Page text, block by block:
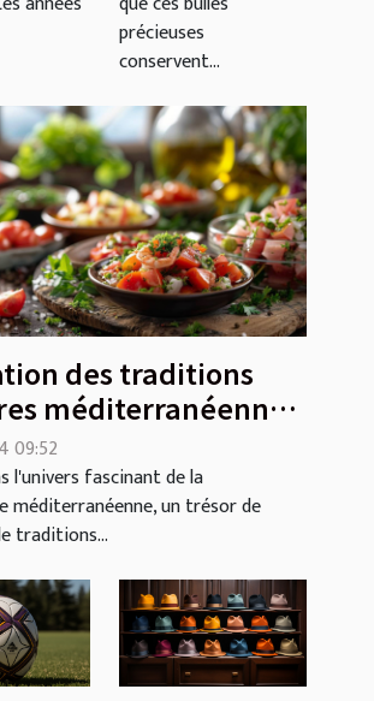
goût
précieuses
conservent...
des traditions
méditerranéennes
brasserie moderne
09:52
l'univers fascinant de la
méditerranéenne, un trésor de
traditions...